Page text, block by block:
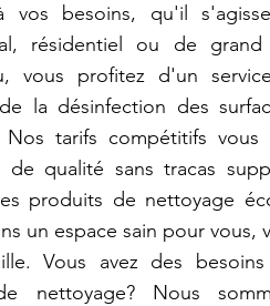
vos besoins, qu'il
résidentiel ou de
vous profitez d'un
la désinfection des
tarifs compétitifs vous
de qualité sans tracas
produits de nettoyage
un espace sain pour vous,
Vous avez des
nettoyage? Nous